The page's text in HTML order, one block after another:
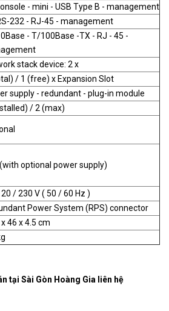
- mini - USB Type B - management
232 - RJ-45 - management
- T/100Base -TX - RJ - 45 -
stack device: 2 x
/ 1 (free) x Expansion Slot
supply - redundant - plug-in module
/ 2 (max)
optional power supply)
/ 230 V ( 50 / 60 Hz )
Power System (RPS) connector
46 x 4.5 cm
tại Sài Gòn Hoàng Gia liên hệ